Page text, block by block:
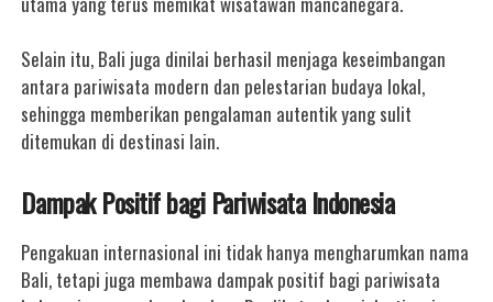
Selain itu, Bali juga dinilai berhasil menjaga keseimbangan
antara pariwisata modern dan pelestarian budaya lokal,
sehingga memberikan pengalaman autentik yang sulit
ditemukan di destinasi lain.
Dampak Positif bagi Pariwisata Indonesia
Pengakuan internasional ini tidak hanya mengharumkan nama
Bali, tetapi juga membawa dampak positif bagi pariwisata